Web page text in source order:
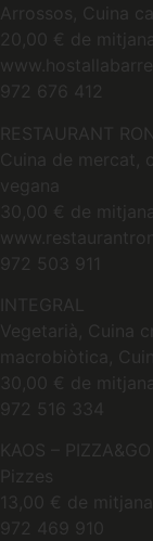
Arrossos, Cuina
20,00 € de mitjana
972 676 412
RESTAURANT
Cuina de mercat,
vegana
30,00 € de mitjana
972 503 911
INTEGRAL
Vegetarià, Cuina
macrobiòtica,
30,00 € de mitjana
972 516 334
KAOS – PIZZA&GO
Pizzes
13,00 € de mitjana
972 469 910